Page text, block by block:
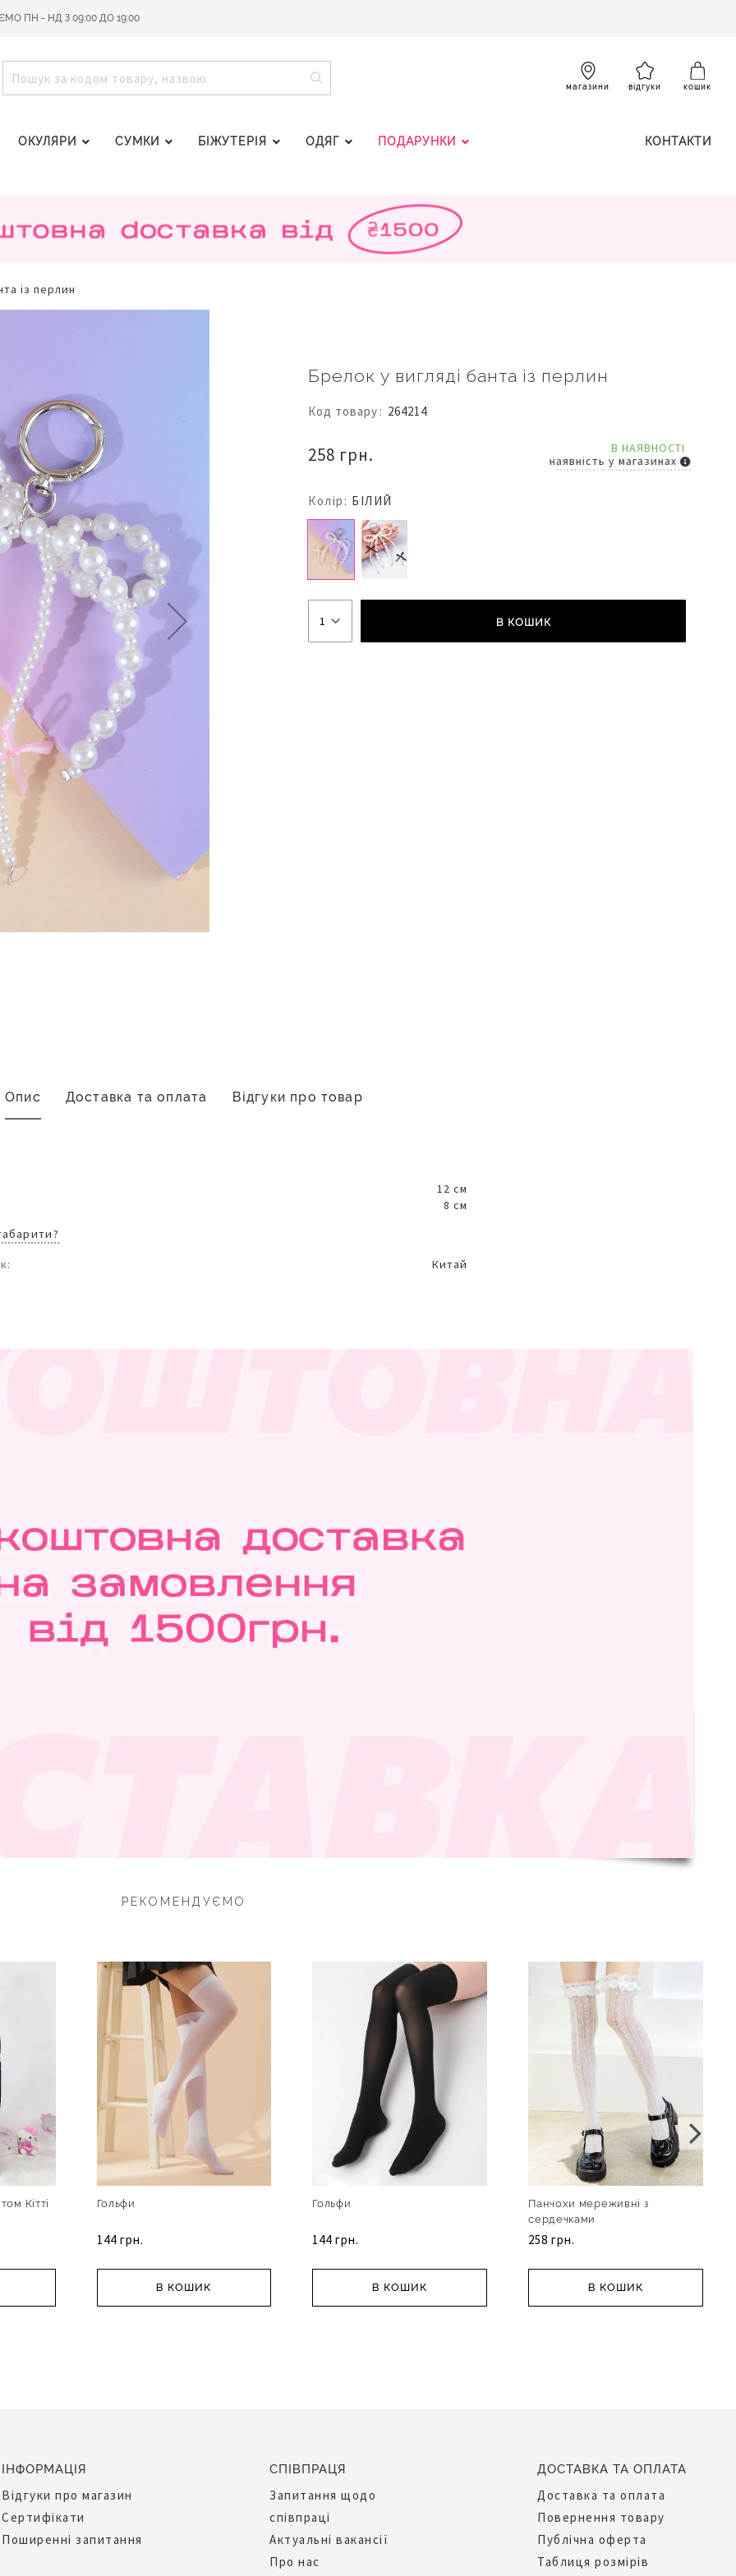
ПН - НД З 09:00 ДО 19:00
ПОШУК
магазини відгуки кошик
ОКУЛЯРИ СУМКИ БІЖУТЕРІЯ ОДЯГ ПОДАРУНКИ КОНТАКТИ
із перлин
Брелок у вигляді банта із перлин
Код товару 264214
258 грн.
В НАЯВНОСТІ
наявність у магазинах
Колір: БІЛИЙ
В КОШИК
Опис Доставка та оплата Відгуки про товар
12 см
8 см
Китай
РЕКОМЕНДУЄМО
Кітті Гольфи
144 грн.
В КОШИК
Гольфи
144 грн.
В КОШИК
Панчохи мереживні з
сердечками
258 грн.
В КОШИК
ІНФОРМАЦІЯ
Відгуки про магазин
Сертифікати
Поширенні запитання
СПІВПРАЦЯ
Запитання щодо
співпраці
Актуальні вакансії
Про нас
ДОСТАВКА ТА ОПЛАТА
Доставка та оплата
Повернення товару
Публічна оферта
Таблиця розмірів